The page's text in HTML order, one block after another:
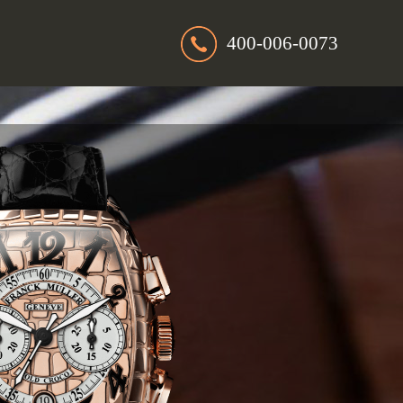
400-006-0073